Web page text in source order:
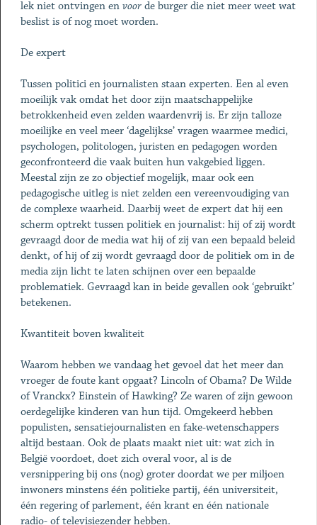
lek niet ontvingen en voorde burger die niet meer weet wat
beslist is of nog moet worden.
De expert
Tussen politici en journalisten staan experten. Een al even
moeilijk vak omdat het door zijn maatschappelijke
betrokkenheid even zelden waardenvrij is. Er zijn talloze
moeilijke en veel meer ‘dagelijkse’ vragen waarmee medici,
psychologen, politologen, juristen en pedagogen worden
geconfronteerd die vaak buiten hun vakgebied liggen.
Meestal zijn ze zo objectief mogelijk, maar ook een
pedagogische uitleg is niet zelden een vereenvoudiging van
de complexe waarheid. Daarbij weet de expert dat hij een
scherm optrekt tussen politiek en journalist: hij of zij wordt
gevraagd door de media wat hij of zij van een bepaald beleid
denkt, of hij of zij wordt gevraagd door de politiek om in de
media zijn licht te laten schijnen over een bepaalde
problematiek. Gevraagd kan in beide gevallen ook ‘gebruikt’
betekenen.
Kwantiteit boven kwaliteit
Waarom hebben we vandaag het gevoel dat het meer dan
vroeger de foute kant opgaat? Lincoln of Obama? De Wilde
of Vranckx? Einstein of Hawking? Ze waren of zijn gewoon
oerdegelijke kinderen van hun tijd. Omgekeerd hebben
populisten, sensatiejournalisten en fake-wetenschappers
altijd bestaan. Ook de plaats maakt niet uit: wat zich in
België voordoet, doet zich overal voor, al is de
versnippering bij ons (nog) groter doordat we per miljoen
inwoners minstens één politieke partij, één universiteit,
één regering of parlement, één krant en één nationale
radio- of televisiezender hebben.